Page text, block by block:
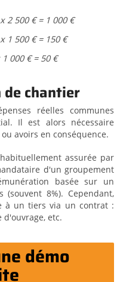
2 500 € = 1 000 €
1 500 € = 150 €
000 € = 50 €
chantier
réelles communes
Il est alors nécessaire
avoirs en conséquence.
assurée par
d'un groupement
basée sur un
(souvent 8%). Cependant,
à un tiers via un contrat :
etc.
démo